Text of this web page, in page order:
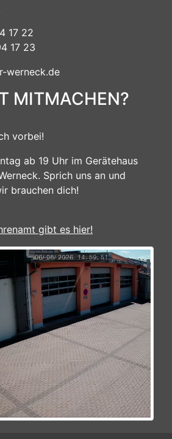
17 22
17 23
werneck.de
MITMACHEN?
vorbei!
ab 19 Uhr im Gerätehaus
Sprich uns an und
brauchen dich!
gibt es hier!